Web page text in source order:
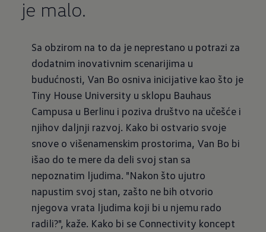
je malo.
Sa obzirom na to da je neprestano u potrazi za
dodatnim inovativnim scenarijima u
budućnosti, Van Bo osniva inicijative kao što je
Tiny House University u sklopu Bauhaus
Campusa u Berlinu i poziva društvo na učešće i
njihov daljnji razvoj. Kako bi ostvario svoje
snove o višenamenskim prostorima, Van Bo bi
išao do te mere da deli svoj stan sa
nepoznatim ljudima. "Nakon što ujutro
napustim svoj stan, zašto ne bih otvorio
njegova vrata ljudima koji bi u njemu rado
radili?", kaže. Kako bi se Connectivity koncept